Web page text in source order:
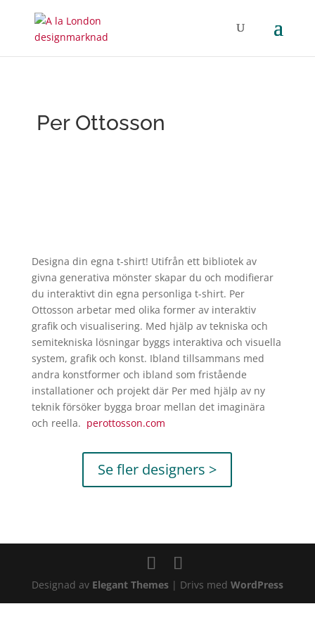
Per Ottosson
Designa din egna t-shirt! Utifrån ett bibliotek av
givna generativa mönster skapar du och modifierar
du interaktivt din egna personliga t-shirt. Per
Ottosson arbetar med olika former av interaktiv
grafik och visualisering. Med hjälp av tekniska och
semitekniska lösningar byggs interaktiva och visuella
system, grafik och konst. Ibland tillsammans med
andra konstformer och ibland som fristående
installationer och projekt där Per med hjälp av ny
teknik försöker bygga broar mellan det imaginära
och reella. perottosson.com
Se fler designers >
Designad av Elegant Themes| Drivs med WordPress